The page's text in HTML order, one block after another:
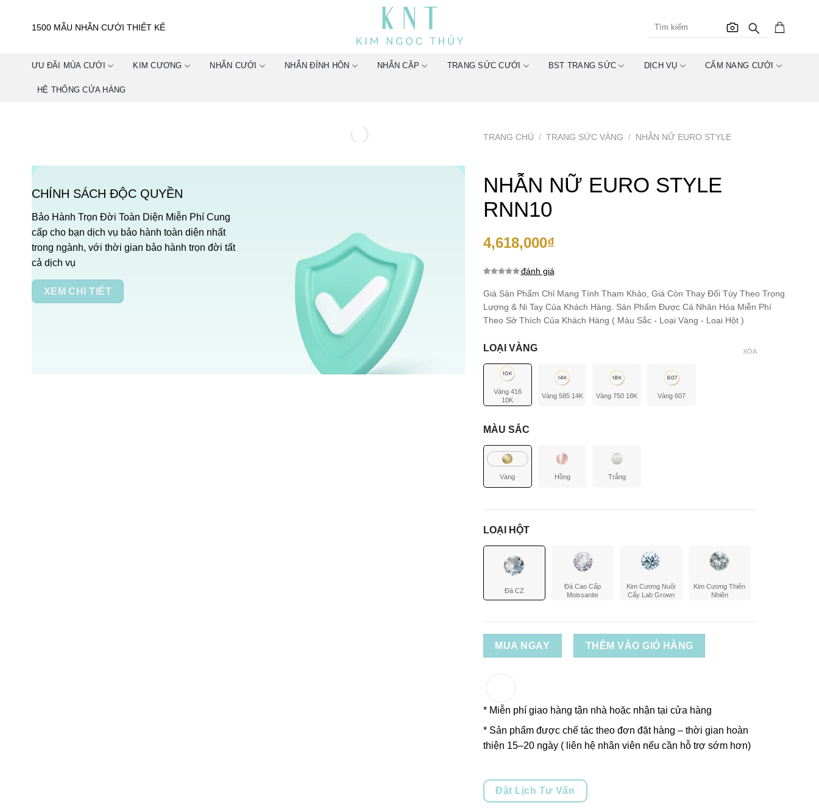
1500 MẪU NHẪN CƯỚI THIẾT KẾ
ƯU ĐÃI MÙA CƯỚI KIM CƯƠNG NHẪN CƯỚI NHẪN ĐÍNH HÔN NHẪN CẶP TRANG SỨC CƯỚI BST TRANG SỨC DỊCH VỤ CẨM NANG CƯỚI
HỆ THỐNG CỬA HÀNG
CHÍNH SÁCH ĐỘC QUYỀN
Bảo Hành Trọn Đời Toàn Diện Miễn Phí Cung
cấp cho bạn dịch vụ bảo hành toàn diện nhất
trong ngành, với thời gian bảo hành trọn đời tất
cả dịch vụ
XEM CHI TIẾT
TRANG CHỦ / TRANG SỨC VÀNG / NHẪN NỮ EURO STYLE
NHẪN NỮ EURO STYLE
RNN10
4,618,000₫
dựa trên
đánh giá
đánh giá
Giá Sản Phẩm Chỉ Mang Tính Tham Khảo, Giá Còn Thay Đổi Tùy Theo Trọng
Lượng & Ni Tay Của Khách Hàng. Sản Phẩm Được Cá Nhân Hóa Miễn Phí
Theo Sở Thích Của Khách Hàng ( Màu Sắc - Loại Vàng - Loại Hột )
LOẠI VÀNG
Vàng 416
10K
Vàng 585 14K Vàng 750 18K Vàng 607
MÀU SẮC
Vàng Hồng Trắng
LOẠI HỘT
Đá CZ
Đá Cao Cấp
Moissanite
Kim Cương Nuôi
Cấy Lab Grown
Kim Cương Thiên
Nhiên
XÓA
MUA NGAY THÊM VÀO GIỎ HÀNG
* Miễn phí giao hàng tận nhà hoặc nhận tại cửa hàng
* Sản phẩm được chế tác theo đơn đặt hàng – thời gian hoàn
thiện 15–20 ngày ( liên hệ nhân viên nếu cần hỗ trợ sớm hơn)
Đặt Lịch Tư Vấn